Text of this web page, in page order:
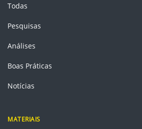
Todas
Pesquisas
Análises
Boas Práticas
Notícias
MATERIAIS